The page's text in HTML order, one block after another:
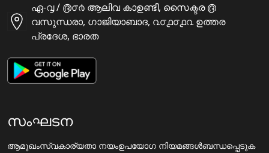
ഏ-൮ / ൫൦൪ ആലിവ കാഉണ്ടീ, സൈക്ടര ൫
വസുന്ധരാ, ഗാജിയാബാദ, ൨൦൧൦൧൨ ഉത്തര
പ്രദേശ, ഭാരത
സംഘടന
ആമുഖംസ്വകാര്യതാ നയംഉപയോഗ നിയമങ്ങൾബന്ധപ്പെടുക